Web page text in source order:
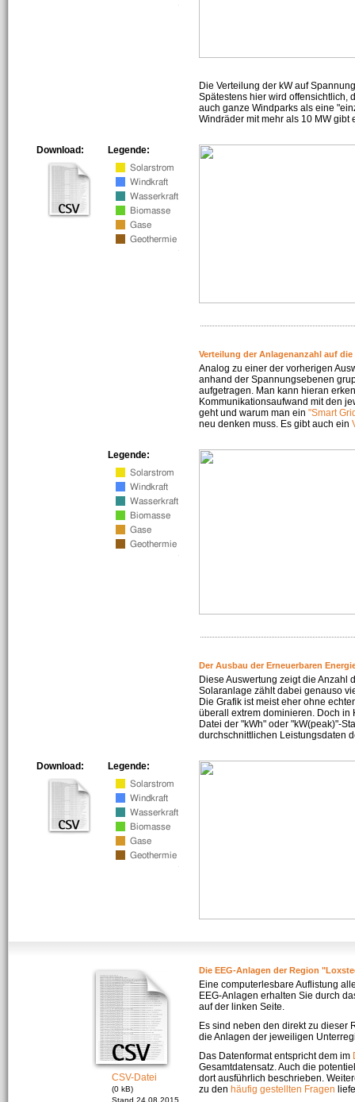
Die Verteilung der kW auf
Spätestens hier wird offensichtlich,
auch ganze Windparks als eine
Windräder mit mehr als 10 MW gibt
Legende:
Download:
Verteilung der Anlagenanzahl auf die
Analog zu einer der vorherigen
anhand der Spannungsebenen
aufgetragen. Man kann hieran
Kommunikationsaufwand mit den
geht und warum man ein "Smart
neu denken muss. Es gibt auch ein
Legende:
Der Ausbau der Erneuerbaren
Diese Auswertung zeigt die Anzahl
Solaranlage zählt dabei genauso
Die Grafik ist meist eher ohne
überall extrem dominieren. Doch in
Datei der "kWh" oder "kW(peak)"-
durchschnittlichen Leistungsdaten
Legende:
Download:
CSV-Datei
(0 kB)
Stand 24.08.2015
Die EEG-Anlagen der Region
Eine computerlesbare Auflistung
EEG-Anlagen erhalten Sie durch
auf der linken Seite.
Es sind neben den direkt zu dieser
die Anlagen der jeweiligen
Das Datenformat entspricht dem im
Gesamtdatensatz. Auch die
dort ausführlich beschrieben.
zu den häufig gestellten Fragen